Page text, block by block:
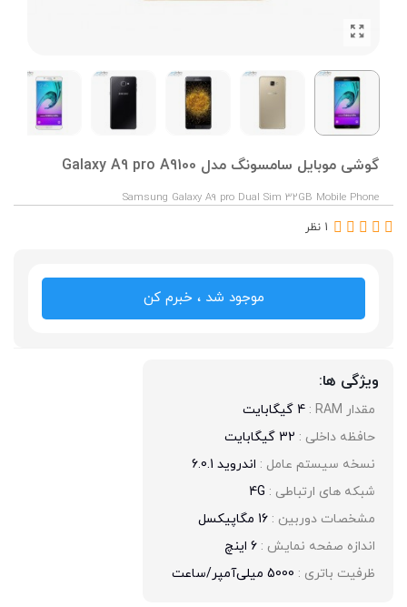
گوشی موبایل سامسونگ مدل Galaxy A9 pro A9100
Samsung Galaxy A9 pro Dual Sim 32GB Mobile Phone
1 نظر
موجود شد ، خبرم کن
ویژگی ها:
مقدار RAM :
4 گیگابایت
حافظه داخلی : 32 گیگابایت
نسخه سیستم عامل : اندروید 6.0.1
شبکه های ارتباطی : 4G
مشخصات دوربین : 16 مگاپیکسل
اندازه صفحه نمایش : 6 اینچ
ظرفیت باتری : 5000 میلی‌آمپر/ساعت